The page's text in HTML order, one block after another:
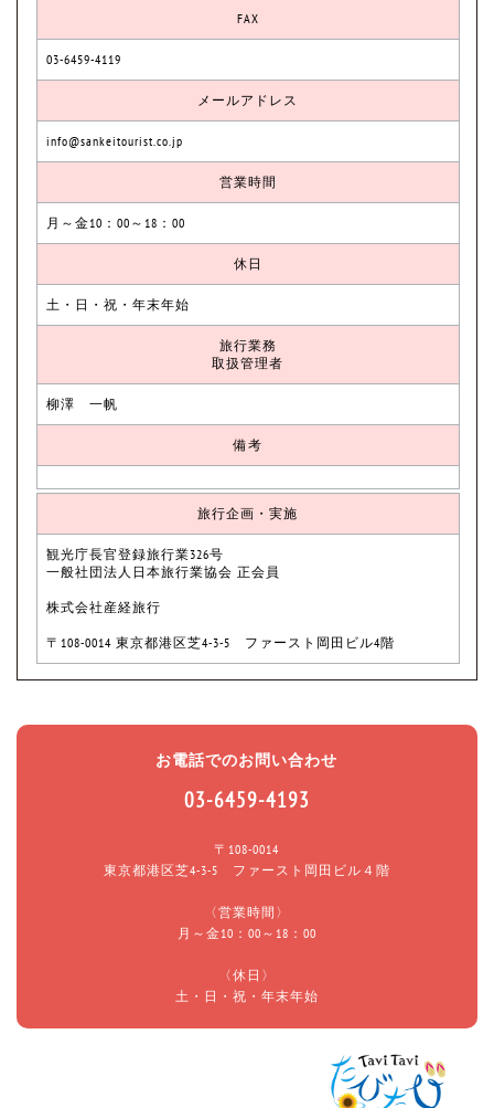
FAX
03-6459-4119
メールアドレス
info@sankeitourist.co.jp
営業時間
月～金10：00～18：00
休日
土・日・祝・年末年始
旅行業務
取扱管理者
柳澤 一帆
備考
旅行企画・実施
観光庁長官登録旅行業326号
一般社団法人日本旅行業協会 正会員
株式会社産経旅行
〒108-0014 東京都港区芝4-3-5 ファースト岡田ビル4階
お電話でのお問い合わせ
03-6459-4193
〒108-0014
東京都港区芝4-3-5 ファースト岡田ビル４階
〈営業時間〉
月～金10：00～18：00
〈休日〉
土・日・祝・年末年始